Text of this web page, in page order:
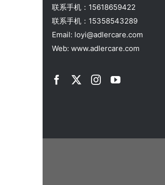
联系手机：15618659422
联系手机：15358543289
Email: loyi@adlercare.com
Web: www.adlercare.com